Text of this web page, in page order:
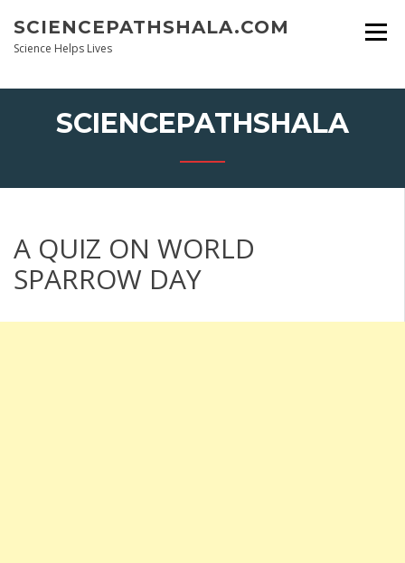
content
SCIENCEPATHSHALA.COM
Science Helps Lives
SCIENCEPATHSHALA
A QUIZ ON WORLD
SPARROW DAY